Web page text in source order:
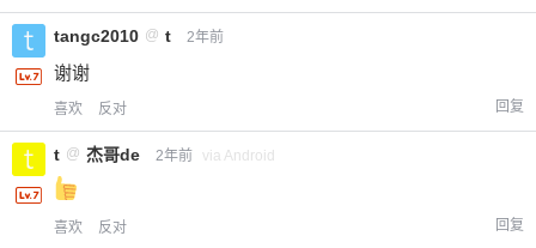
tangc2010 @ t 2年前
谢谢
喜欢 反对 回复
t @ 杰哥de 2年前 via Android
喜欢 反对 回复